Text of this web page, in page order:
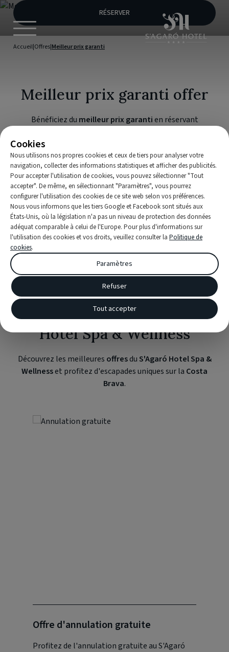
Meilleur prix garanti
RÉSERVER
Accueil|Offres|Meilleur prix garanti
Meilleur prix garanti offer
Bénéficiez du meilleur prix garantien réservant
Wellness
attention personnalisée et d'un paiement direct avec
l'hôtel.
RÉSERVER
Offres associées de S'Agaró
Hotel Spa & Wellness
Découvrez les meilleures offresduS'Agaró Hotel Spa &
Wellnesset profitez d'escapades uniques sur la Costa
Brava.
Offre d'annulation gratuite
Profitez de l'annulation gratuite au S'Agaró
Cookies
Nous utilisons nos propres cookies et ceux de tiers pour analyser votre
navigation, collecter des informations statistiques et afficher des publicités.
Pour accepter l'utilisation de cookies, vous pouvez sélectionner "Tout
accepter". De même, en sélectionnant "Paramètres", vous pourrez
configurer l'utilisation des cookies de ce site web selon vos préférences.
Nous vous informons que les tiers Google et Facebook sont situés aux
États-Unis, où la législation n'a pas un niveau de protection des données
adéquat comparable à celui de l'Europe. Pour plus d'informations sur
l'utilisation des cookies et vos droits, veuillez consulter la Politique de
cookies.
Paramètres
Refuser
Tout accepter